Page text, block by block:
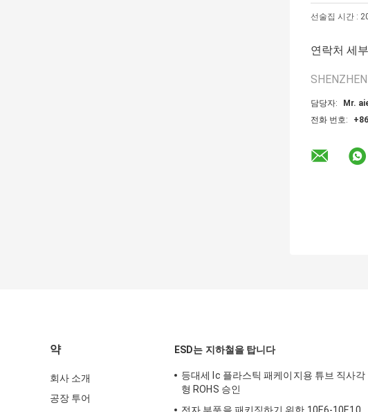
선술집 시간 :
연락처 세
담당자:
Mr.
전화 번호:
약
회사 소개
공장 투어
ESD는 지하철을 탑니다
등대세 Ic 플라스틱 패케이지용 튜브 직사각
형 ROHS 승인